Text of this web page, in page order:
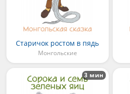
Старичок ростом в пядь
Монгольские
3 мин